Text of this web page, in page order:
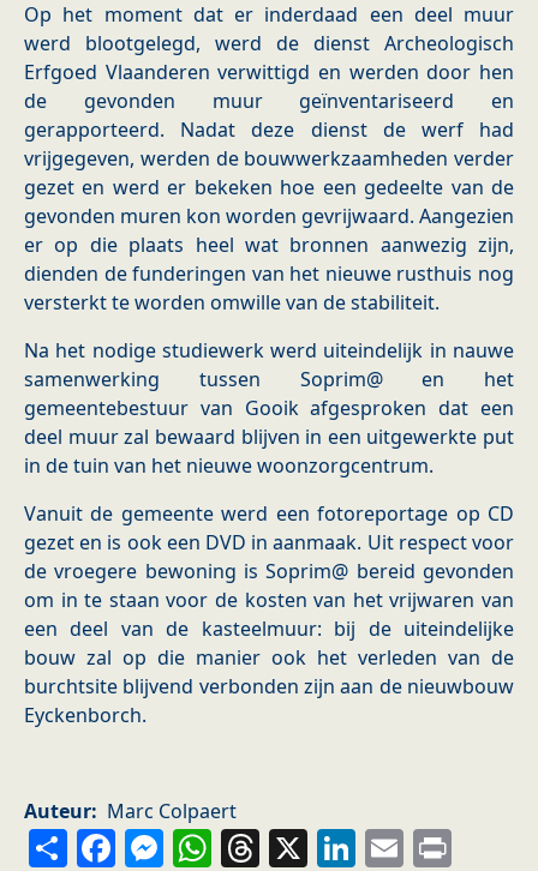
Op het moment dat er inderdaad een deel muur
werd blootgelegd, werd de dienst Archeologisch
Erfgoed Vlaanderen verwittigd en werden door hen
de gevonden muur geïnventariseerd en
gerapporteerd. Nadat deze dienst de werf had
vrijgegeven, werden de bouwwerkzaamheden verder
gezet en werd er bekeken hoe een gedeelte van de
gevonden muren kon worden gevrijwaard. Aangezien
er op die plaats heel wat bronnen aanwezig zijn,
dienden de funderingen van het nieuwe rusthuis nog
versterkt te worden omwille van de stabiliteit.
Na het nodige studiewerk werd uiteindelijk in nauwe
samenwerking tussen Soprim@ en het
gemeentebestuur van Gooik afgesproken dat een
deel muur zal bewaard blijven in een uitgewerkte put
in de tuin van het nieuwe woonzorgcentrum.
Vanuit de gemeente werd een fotoreportage op CD
gezet en is ook een DVD in aanmaak. Uit respect voor
de vroegere bewoning is Soprim@ bereid gevonden
om in te staan voor de kosten van het vrijwaren van
een deel van de kasteelmuur: bij de uiteindelijke
bouw zal op die manier ook het verleden van de
burchtsite blijvend verbonden zijn aan de nieuwbouw
Eyckenborch.
Auteur Marc Colpaert
ShareFacebook
Messenger
WhatsApp
Threads
X LinkedIn
Email